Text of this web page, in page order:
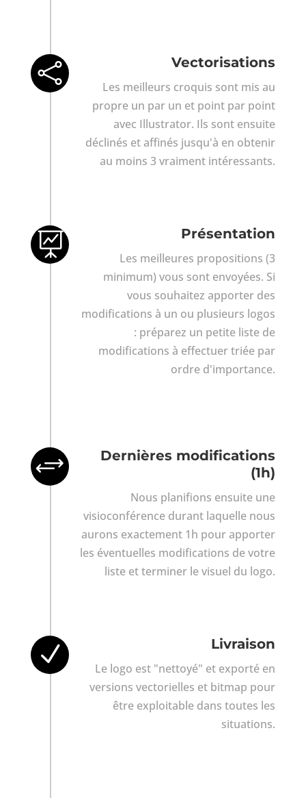
 Vectorisations
Les meilleurs croquis sont mis au
propre un par un et point par point
avec Illustrator. Ils sont ensuite
déclinés et affinés jusqu'à en obtenir
au moins 3 vraiment intéressants.
 Présentation
Les meilleures propositions (3
minimum) vous sont envoyées. Si
vous souhaitez apporter des
modifications à un ou plusieurs logos
: préparez un petite liste de
modifications à effectuer triée par
ordre d'importance.
+
Dernières modifications
(1h)
Nous planifions ensuite une
visioconférence durant laquelle nous
aurons exactement 1h pour apporter
les éventuelles modifications de votre
liste et terminer le visuel du logo.
N Livraison
Le logo est "nettoyé" et exporté en
versions vectorielles et bitmap pour
être exploitable dans toutes les
situations.